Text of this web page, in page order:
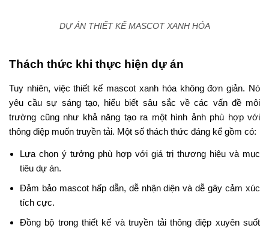
DỰ ÁN THIẾT KẾ MASCOT XANH HÓA
Thách thức khi thực hiện dự án
Tuy nhiên, việc thiết kế mascot xanh hóa không đơn giản. Nó
yêu cầu sự sáng tạo, hiểu biết sâu sắc về các vấn đề môi
trường cũng như khả năng tạo ra một hình ảnh phù hợp với
thông điệp muốn truyền tải. Một số thách thức đáng kể gồm có:
Lựa chọn ý tưởng phù hợp với giá trị thương hiệu và mục
tiêu dự án.
Đảm bảo mascot hấp dẫn, dễ nhận diện và dễ gây cảm xúc
tích cực.
Đồng bộ trong thiết kế và truyền tải thông điệp xuyên suốt